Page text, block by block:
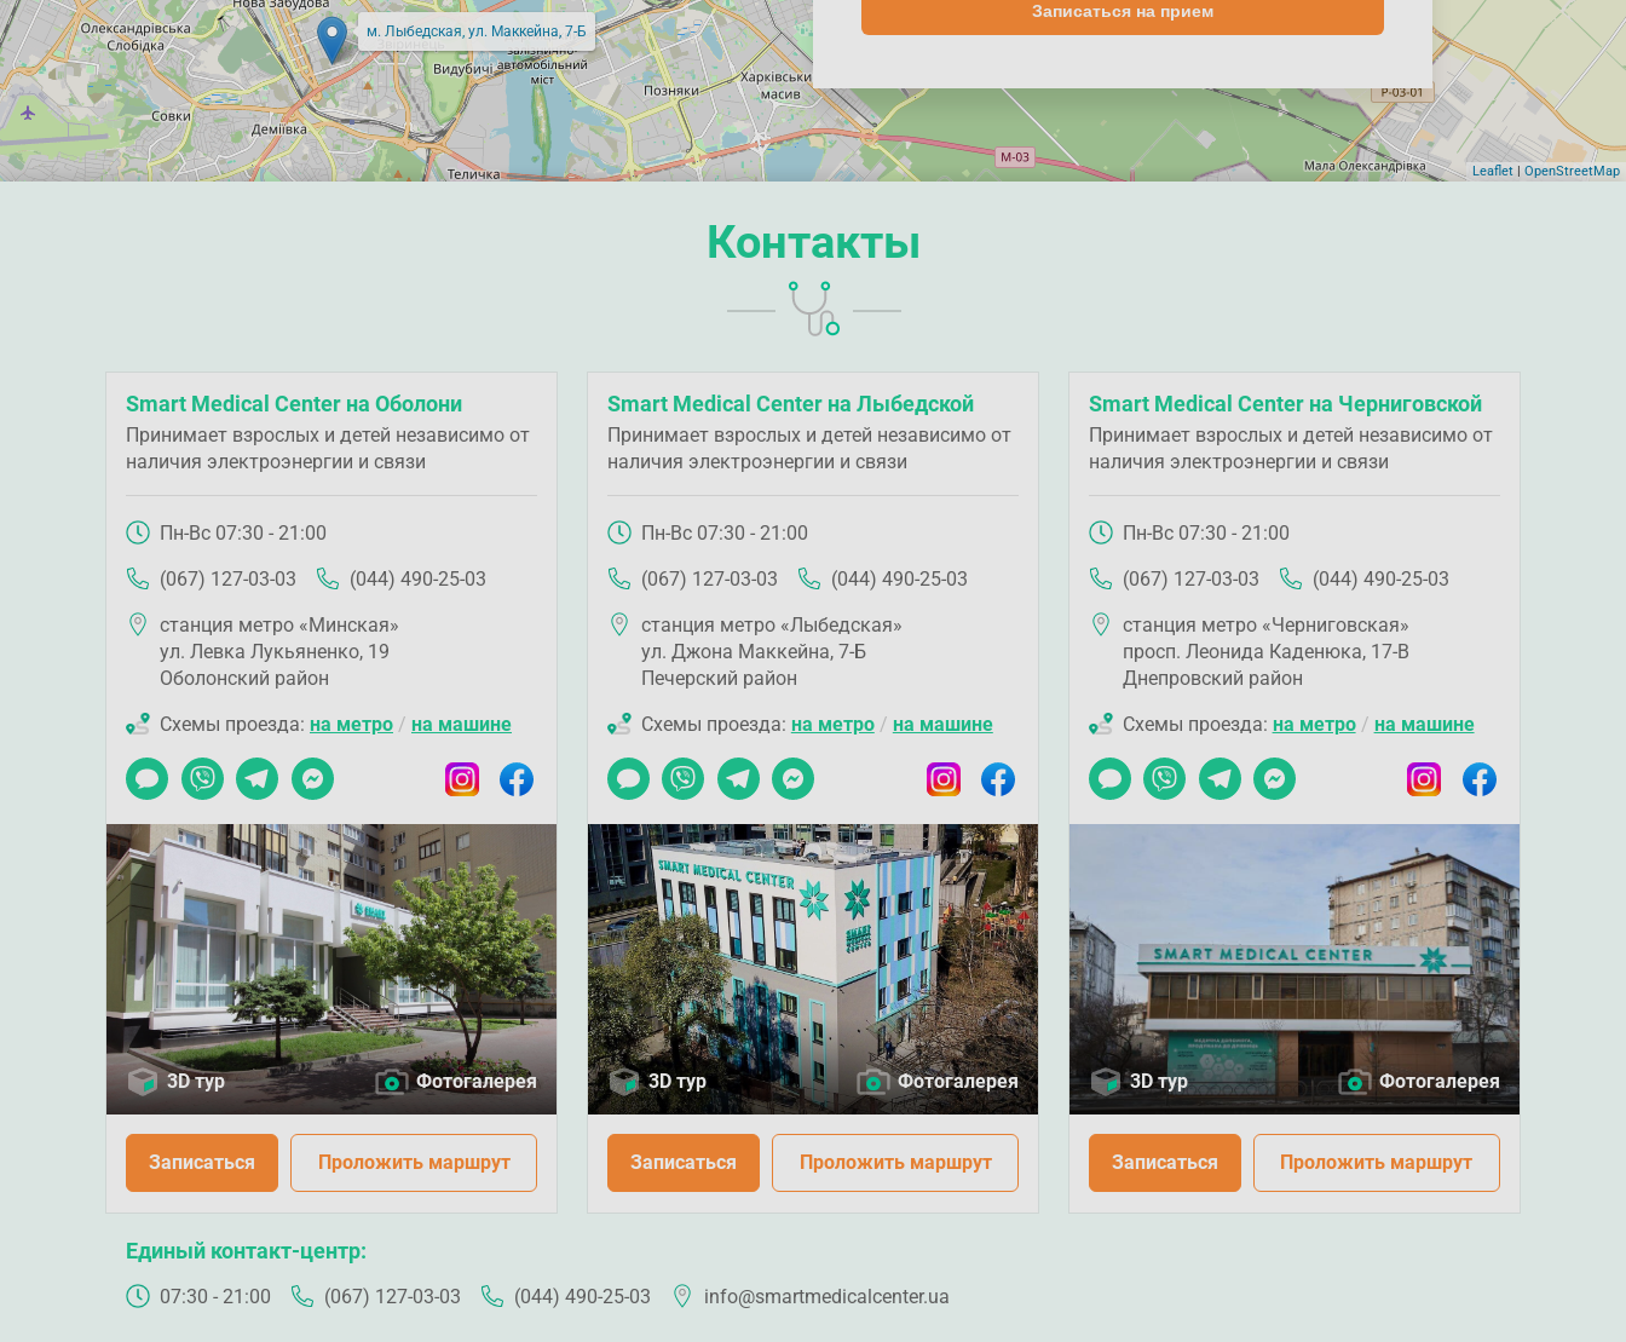
Записаться на прием
м. Лыбедская, ул. Маккейна, 7-Б
Leaflet | OpenStreetMap
Контакты
Smart Medical Center на Оболони
Принимает взрослых и детей независимо от
наличия электроэнергии и связи
Пн-Вс 07:30 - 21:00
(067) 127-03-03
(044) 490-25-03
станция метро «Минская»
ул. Левка Лукьяненко, 19
Оболонский район
Схемы проезда: на метро / на машине
Чат Viber TelegramMessenger InstagramFacebook
3D тур Фотогалерея
Записаться Проложить маршрут
Smart Medical Center на Лыбедской
Принимает взрослых и детей независимо от
наличия электроэнергии и связи
Пн-Вс 07:30 - 21:00
(067) 127-03-03
(044) 490-25-03
станция метро «Лыбедская»
ул. Джона Маккейна, 7-Б
Печерский район
Схемы проезда: на метро/ на машине
Чат Viber TelegramMessenger InstagramFacebook
3D тур Фотогалерея
Записаться Проложить маршрут
Smart Medical Center на Черниговской
Принимает взрослых и детей независимо от
наличия электроэнергии и связи
Пн-Вс 07:30 - 21:00
(067) 127-03-03
(044) 490-25-03
станция метро «Черниговская»
просп. Леонида Каденюка, 17-В
Днепровский район
Схемы проезда: на метро/ на машине
Чат Viber TelegramMessenger InstagramFacebook
3D тур Фотогалерея
Записаться Проложить маршрут
Единый контакт-центр
07:30 - 21:00 (067) 127-03-03 (044) 490-25-03 info@smartmedicalcenter.ua